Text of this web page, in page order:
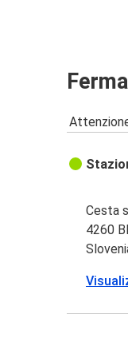
Cesta
4260